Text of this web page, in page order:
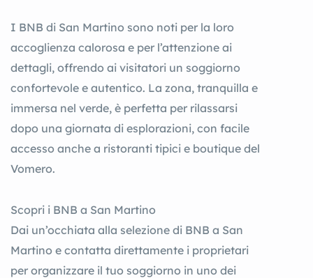
I BNB di San Martino sono noti per la loro
accoglienza calorosa e per l’attenzione ai
dettagli, offrendo ai visitatori un soggiorno
confortevole e autentico. La zona, tranquilla e
immersa nel verde, è perfetta per rilassarsi
dopo una giornata di esplorazioni, con facile
accesso anche a ristoranti tipici e boutique del
Vomero.
Scopri i BNB a San Martino
Dai un’occhiata alla selezione di BNB a San
Martino e contatta direttamente i proprietari
per organizzare il tuo soggiorno in uno dei